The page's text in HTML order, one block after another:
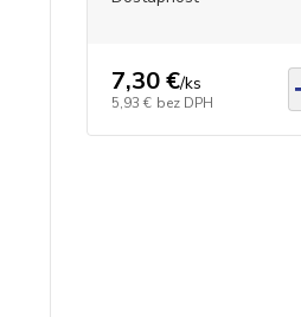
7,30 €/ks
5,93 € bez DPH